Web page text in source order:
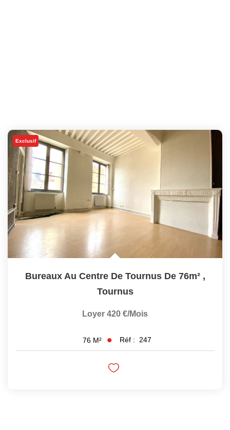
Exclusif
Bureaux Au Centre De Tournus De 76m² ,
Tournus
Loyer 420 €/mois
76 M² Réf : 247